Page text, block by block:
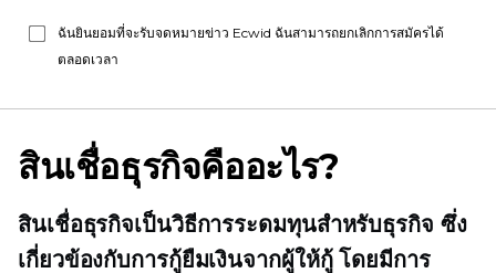
ฉันยินยอมที่จะรับจดหมายข่าว Ecwid ฉันสามารถยกเลิกการสมัครได้
ตลอดเวลา
สินเชื่อธุรกิจคืออะไร?
สินเชื่อธุรกิจเป็นวิธีการระดมทุนสำหรับธุรกิจ ซึ่ง
เกี่ยวข้องกับการกู้ยืมเงินจากผู้ให้กู้ โดยมีการ